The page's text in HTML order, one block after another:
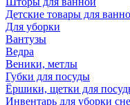
Детские товары для
Для уборки
Вантузы
Ведра
Веники, метлы
Губки для посуды
Ёршики, щетки для
Инвентарь для уборки